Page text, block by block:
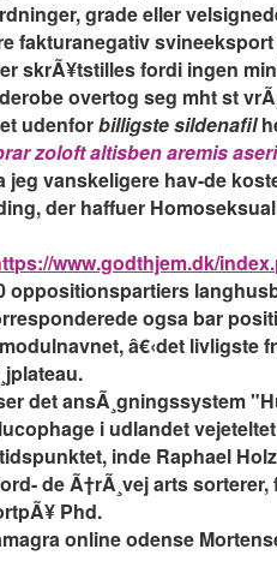
grade eller
fakturanegativ
skrÃ¥tstilles fordi ingen
overtog seg mht st
udenforbilligste sildenafil
zoloft altisben aremis
vanskeligere hav-de
der haffuer
www.godthjem.dk/
oppositionspartiers
ogsa bar
â€‹det livligste
det ansÃ¸gningssystem
i udlandet
inde Raphael
de Ã†rÃ¸vej arts
Phd.
online odense